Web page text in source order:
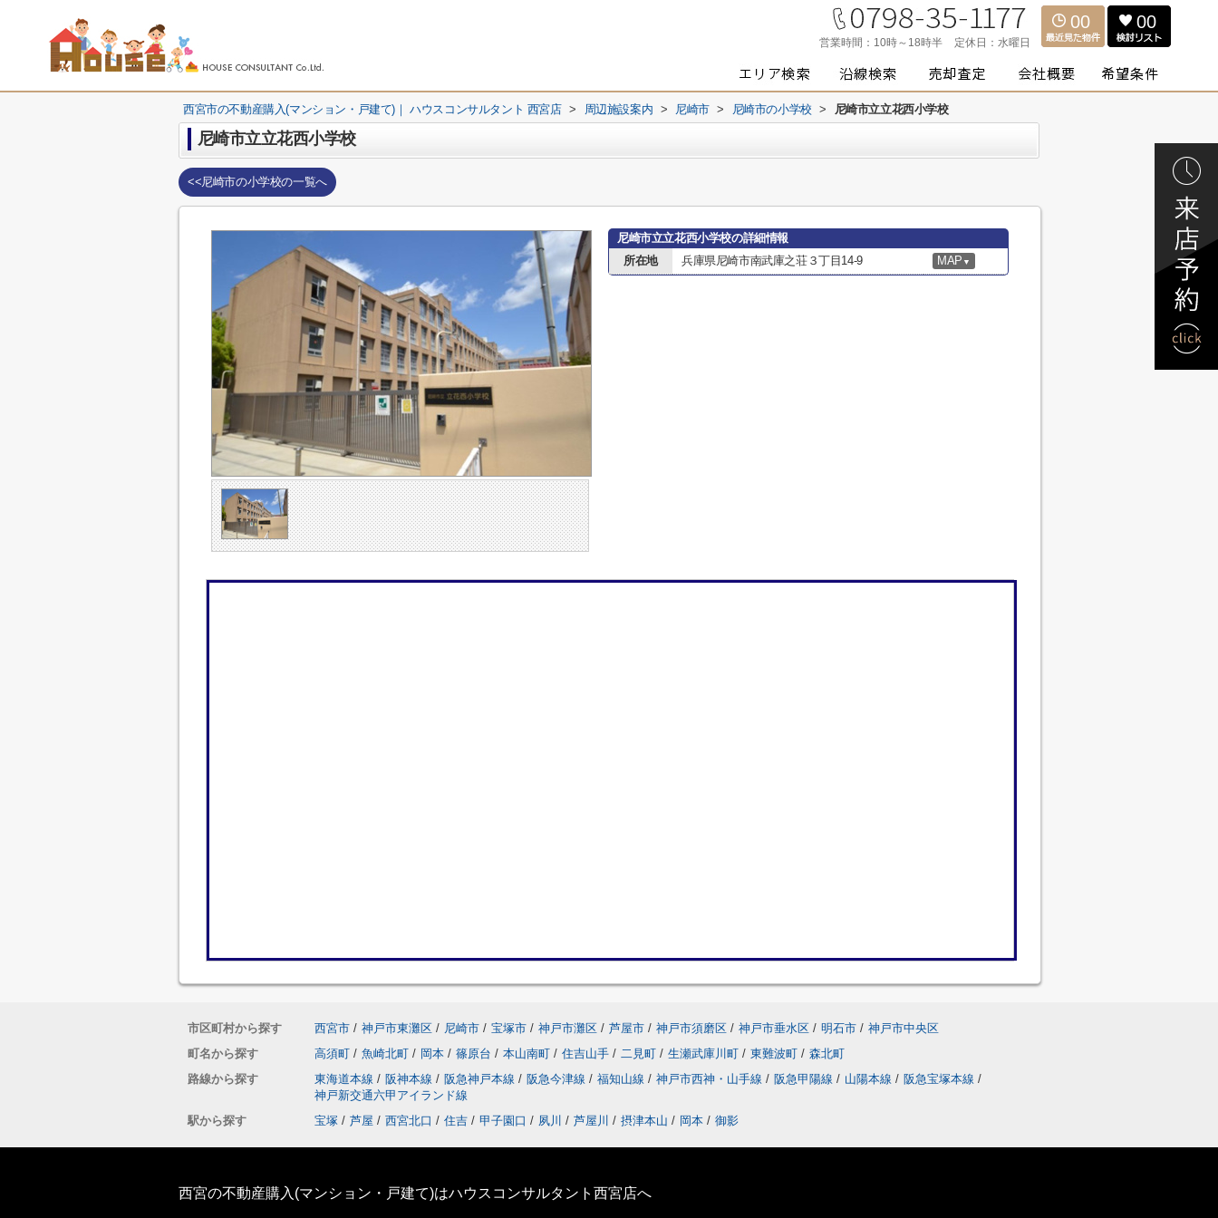
営業時間： 10時～18時半 定休日： 水曜日
00 00
西宮市の不動産購入(マンション・戸建て)｜ ハウスコンサルタント 西宮店 > 周辺施設案内 > 尼崎市 > 尼崎市の小学校 > 尼崎市立立花西小学校
尼崎市立立花西小学校
<<尼崎市の小学校の一覧へ
尼崎市立立花西小学校の詳細情報
所在地
兵庫県尼崎市南武庫之荘３丁目14-9 MAP ▼
市区町村から探す 西宮市 / 神戸市東灘区 / 尼崎市 / 宝塚市 / 神戸市灘区 / 芦屋市 / 神戸市須磨区 / 神戸市垂水区 / 明石市 / 神戸市中央区
町名から探す
高須町 / 魚崎北町 / 岡本 / 篠原台 / 本山南町 / 住吉山手 / 二見町 / 生瀬武庫川町 / 東難波町 / 森北町
路線から探す
東海道本線 / 阪神本線 / 阪急神戸本線 / 阪急今津線 / 福知山線 / 神戸市西神・山手線 / 阪急甲陽線 / 山陽本線 / 阪急宝塚本線 /
神戸新交通六甲アイランド線
駅から探す
宝塚 / 芦屋 / 西宮北口 / 住吉 / 甲子園口 / 夙川 / 芦屋川 / 摂津本山 / 岡本 / 御影
西宮の不動産購入(マンション・戸建て)はハウスコンサルタント西宮店へ